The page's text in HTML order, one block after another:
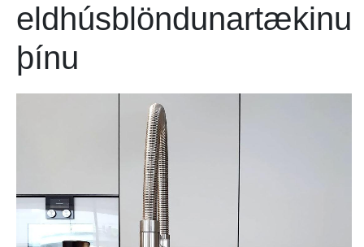
eldhúsblöndunartækinu
þínu